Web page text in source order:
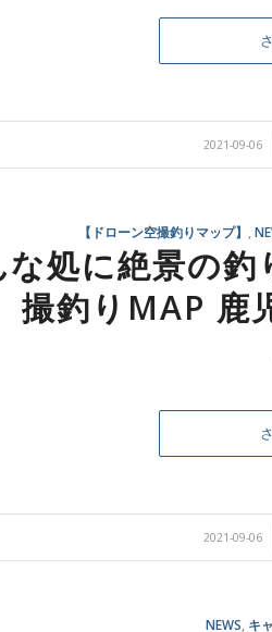
2021-09-06
/
【ドローン空撮釣りマップ】
な処に絶景の
撮釣りMAP 鹿
2021-09-06
/
NEWS キ